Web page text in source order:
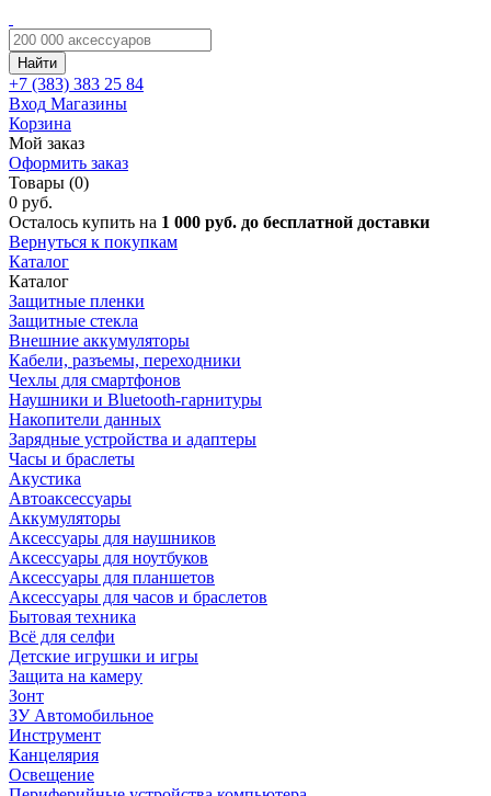
Найти
+7 (383) 383 25 84
Вход Магазины
Корзина
Мой заказ
Оформить заказ
Товары (0)
0 руб.
Осталось купить на 1 000 руб. до бесплатной доставки
Вернуться к покупкам
Каталог
Каталог
Защитные пленки
Защитные стекла
Внешние аккумуляторы
Кабели, разъемы, переходники
Чехлы для смартфонов
Наушники и Bluetooth-гарнитуры
Накопители данных
Зарядные устройства и адаптеры
Часы и браслеты
Акустика
Автоаксессуары
Аккумуляторы
Аксессуары для наушников
Аксессуары для ноутбуков
Аксессуары для планшетов
Аксессуары для часов и браслетов
Бытовая техника
Всё для селфи
Детские игрушки и игры
Защита на камеру
Зонт
ЗУ Автомобильное
Инструмент
Канцелярия
Освещение